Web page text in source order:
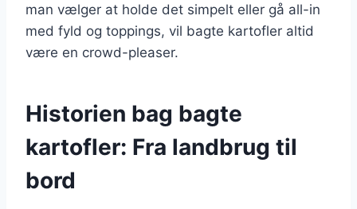
man vælger at holde det simpelt eller gå all-in
med fyld og toppings, vil bagte kartofler altid
være en crowd-pleaser.
Historien bag bagte
kartofler: Fra landbrug til
bord